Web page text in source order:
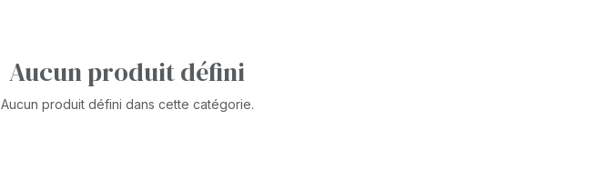
Aucun produit défini
Aucun produit défini dans cette catégorie.